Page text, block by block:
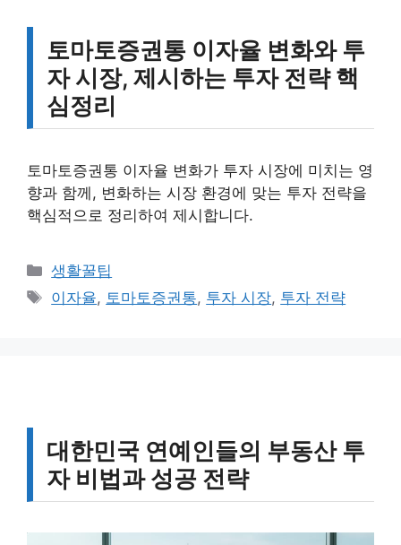
토마토증권통 이자율 변화와 투
자 시장, 제시하는 투자 전략 핵
심정리
토마토증권통 이자율 변화가 투자 시장에 미치는 영
향과 함께, 변화하는 시장 환경에 맞는 투자 전략을
핵심적으로 정리하여 제시합니다.
카
테
생활꿀팁
태
이자율, 토마토증권통, 투자 시장, 투자 전략
대한민국 연예인들의 부동산 투
자 비법과 성공 전략